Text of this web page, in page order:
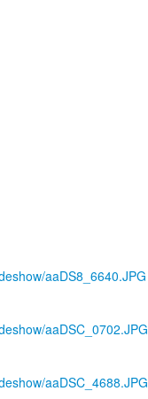
aaDS8_6640.JPG
aaDSC_0702.JPG
aaDSC_4688.JPG